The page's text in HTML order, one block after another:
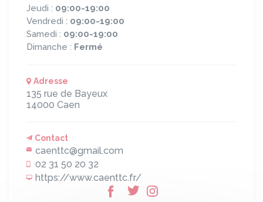
Jeudi : 09:00-19:00
Vendredi : 09:00-19:00
Samedi : 09:00-19:00
Dimanche : Fermé
Adresse
135 rue de Bayeux
14000 Caen
Contact
caenttc@gmail.com
02 31 50 20 32
https://www.caenttc.fr/